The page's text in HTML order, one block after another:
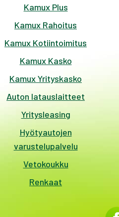
Kamux Plus
Kamux Rahoitus
Kamux Kotiintoimitus
Kamux Kasko
Kamux Yrityskasko
Auton latauslaitteet
Yritysleasing
Hyötyautojen
varustelupalvelu
Vetokoukku
Renkaat